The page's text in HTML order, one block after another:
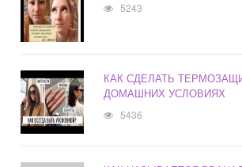
5243
КАК СДЕЛАТЬ
ДОМАШНИХ УСЛОВИЯХ
5436